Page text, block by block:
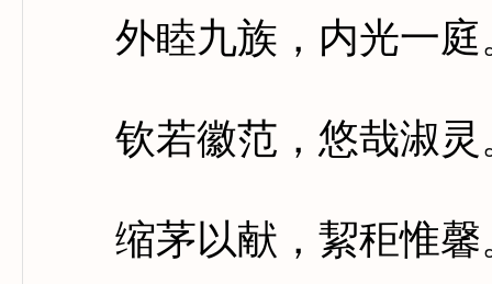
外睦九族，内光一庭
钦若徽范，悠哉淑灵
缩茅以献，絜秬惟馨